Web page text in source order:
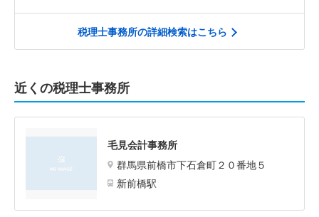
税理士事務所の詳細検索はこちら
近くの税理士事務所
毛見会計事務所
群馬県前橋市下石倉町２０番地５
新前橋駅